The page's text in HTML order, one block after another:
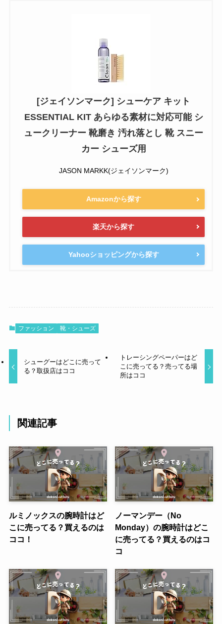
[ジェイソンマーク] シューケア キット
ESSENTIAL KIT あらゆる素材に対応可能 シ
ュークリーナー 靴磨き 汚れ落とし 靴 スニー
カー シューズ用
JASON MARKK(ジェイソンマーク)
Amazonから探す
楽天から探す
Yahooショッピングから探す
ファッション 靴・シューズ
シューグーはどこに売って
る？取扱店はココ
トレーシングペーパーはど
こに売ってる？売ってる場
所はココ
関連記事
ルミノックスの腕時計はど
こに売ってる？買えるのは
ココ！
ノーマンデー（No
Monday）の腕時計はどこ
に売ってる？買えるのはコ
コ